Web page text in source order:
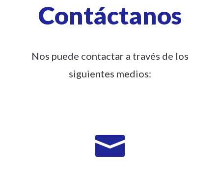
Contáctanos
Nos puede contactar a través de los
siguientes medios:
